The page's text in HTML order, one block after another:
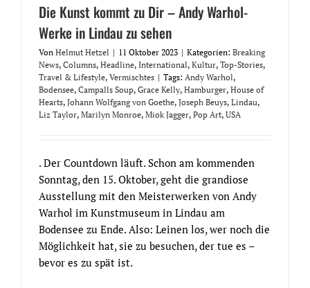
Die Kunst kommt zu Dir – Andy Warhol-
Werke in Lindau zu sehen
Von Helmut Hetzel | 11 Oktober 2023 | Kategorien: Breaking
News, Columns, Headline, International, Kultur, Top-Stories,
Travel & Lifestyle, Vermischtes | Tags: Andy Warhol,
Bodensee, Campalls Soup, Grace Kelly, Hamburger, House of
Hearts, Johann Wolfgang von Goethe, Joseph Beuys, Lindau,
Liz Taylor, Marilyn Monroe, Miok Jagger, Pop Art, USA
. Der Countdown läuft. Schon am kommenden
Sonntag, den 15. Oktober, geht die grandiose
Ausstellung mit den Meisterwerken von Andy
Warhol im Kunstmuseum in Lindau am
Bodensee zu Ende. Also: Leinen los, wer noch die
Möglichkeit hat, sie zu besuchen, der tue es –
bevor es zu spät ist.